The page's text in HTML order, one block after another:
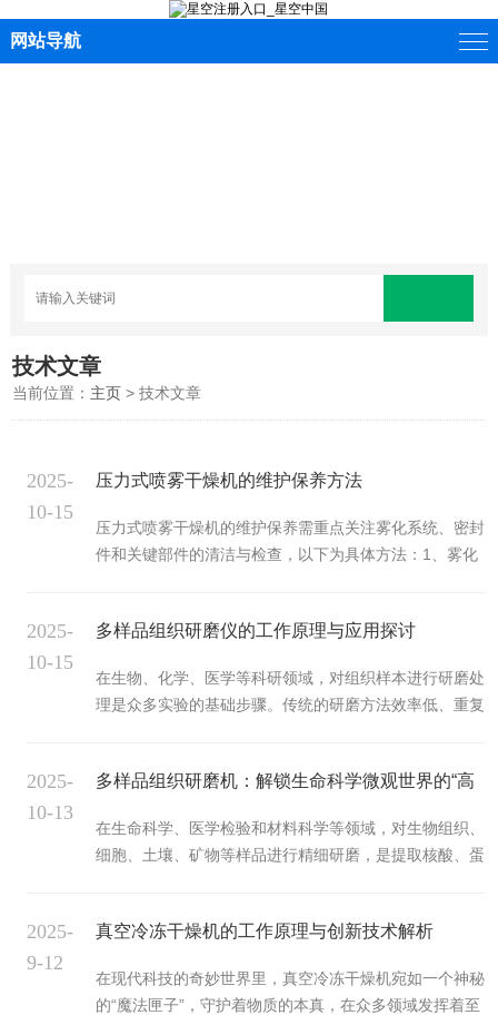
网站导航
技术文章
当前位置： 主页 > 技术文章
压力式喷雾干燥机的维护保养方法
压力式喷雾干燥机的维护保养需重点关注雾化系统、密封
件和关键部件的清洁与检查，以下为具体方法：1、雾化
粘物料(如明胶)，需使用酸性溶液(如柠檬酸)彻底清洁‌。‌
或磨损的喷头，确保雾化均匀‌。安装时需校准雾化压力
(通常10-20bar)‌。2、密封件与润滑管理‌‌密封件更换‌：定
2025-
10-15
多样品组织研磨仪的工作原理与应用探讨
在生物、化学、医学等科研领域，对组织样本进行研磨处
理是众多实验的基础步骤。传统的研磨方法效率低、重复
了高效、便捷的解决方案，成为科研人员的得力助手。多
系统等部分组成。研磨腔是样本研磨的场所，通常采用高
强度、耐腐蚀的材料制成，能够承受研磨过程中的冲击
的研磨珠适用于不同类型的组织样本...
2025-
10-15
多样品组织研磨机：解锁生命科学微观世界的“高
在生命科学、医学检验和材料科学等领域，对生物组织、
细胞、土壤、矿物等样品进行精细研磨，是提取核酸、蛋
叉污染和样品均一性差的弊端。多样品组织研磨机的出
打开了通往微观世界的高效通道。多样品组织研磨机的核
心原理，是通过高频振荡或行星式运动，驱动研磨罐内的
2025-
10-13
真空冷冻干燥机的工作原理与创新技术解析
在现代科技的奇妙世界里，真空冷冻干燥机宛如一个神秘
的“魔法匣子”，守护着物质的本真，在众多领域发挥着至
2025-
9-12